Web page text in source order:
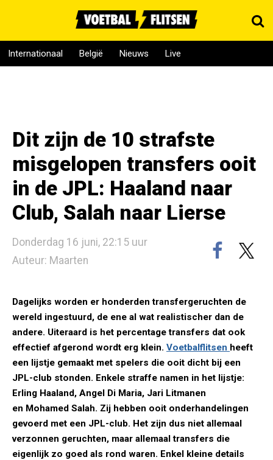
Internationaal België Nieuws Live
Dit zijn de 10 strafste
misgelopen transfers ooit
in de JPL: Haaland naar
Club, Salah naar Lierse
Donderdag 16 juni, 22:15 uur
Auteur: Maarten
Dagelijks worden er honderden transfergeruchten de
wereld ingestuurd, de ene al wat realistischer dan de
andere. Uiteraard is het percentage transfers dat ook
effectief afgerond wordt erg klein. Voetbalflitsen heeft
een lijstje gemaakt met spelers die ooit dicht bij een
JPL-club stonden. Enkele straffe namen in het lijstje:
Erling Haaland, Angel Di Maria, Jari Litmanen
en Mohamed Salah. Zij hebben ooit onderhandelingen
gevoerd met een JPL-club. Het zijn dus niet allemaal
verzonnen geruchten, maar allemaal transfers die
eigenlijk zo goed als rond waren. Enkel kleine details